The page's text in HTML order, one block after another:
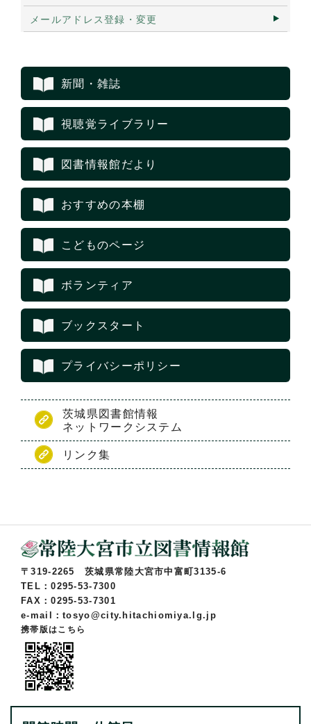
メールアドレス登録・変更
新聞・雑誌
視聴覚ライブラリー
図書情報館だより
おすすめの本棚
こどものページ
ボランティア
ブックスタート
プライバシーポリシー
茨城県図書館情報
ネットワークシステム
リンク集
〒319-2265 茨城県常陸大宮市中富町3135-6
TEL：0295-53-7300
FAX：0295-53-7301
e-mail：tosyo@city.hitachiomiya.lg.jp
携帯版はこちら